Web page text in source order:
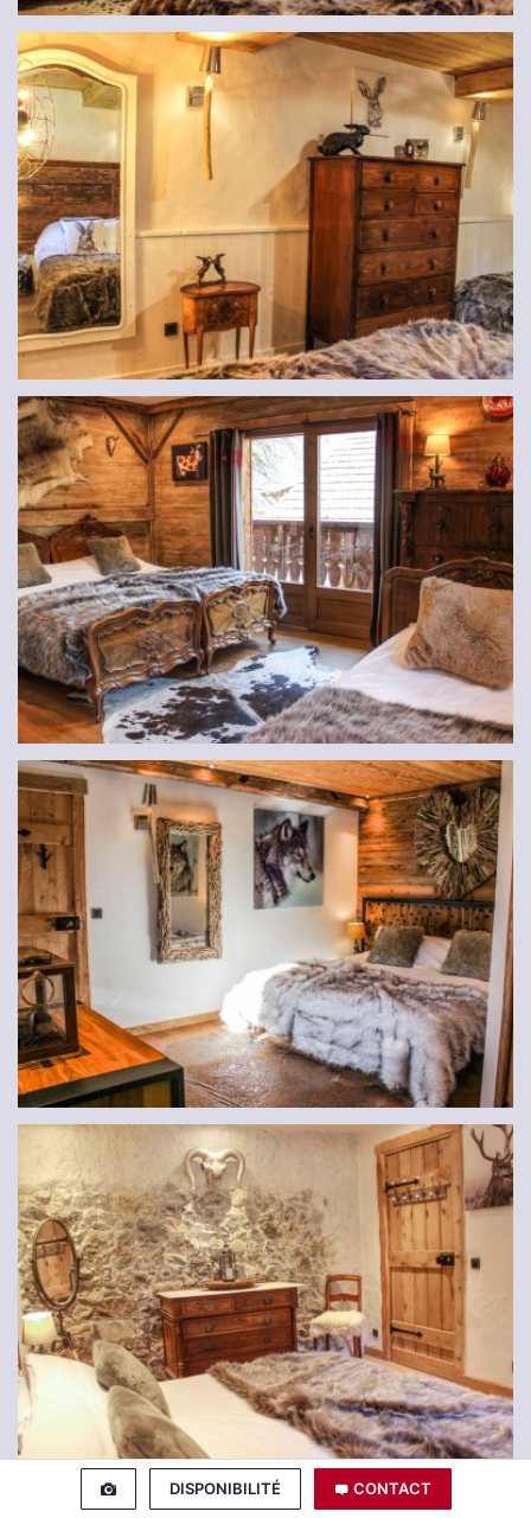
DISPONIBILITÉ CONTACT